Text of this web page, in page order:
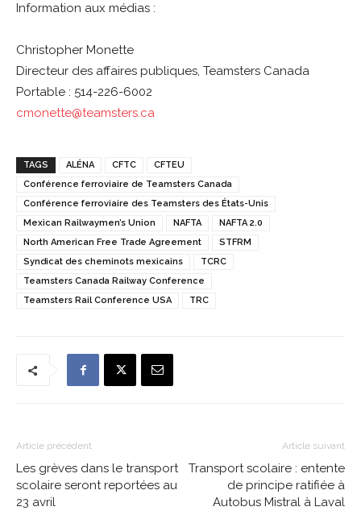
Information aux médias :
Christopher Monette
Directeur des affaires publiques, Teamsters Canada
Portable : 514-226-6002
cmonette@teamsters.ca
TAGS ALÉNA CFTC
CFTEU
Conférence ferroviaire de Teamsters Canada
Conférence ferroviaire des Teamsters des États-Unis
Mexican Railwaymen’s Union
NAFTA
NAFTA 2.0
North American Free Trade Agreement
STFRM
Syndicat des cheminots mexicains
TCRC
Teamsters Canada Railway Conference
Teamsters Rail Conference USA
TRC
Article précédent
Les grèves dans le transport
scolaire seront reportées au
23 avril
Article suivant
Transport scolaire : entente
de principe ratifiée à
Autobus Mistral à Laval